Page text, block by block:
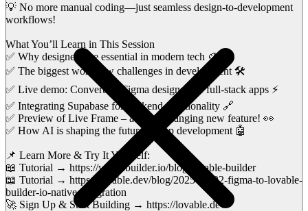
💡 No more manual coding—just seamless design-to-development
workflows!
What You’ll Learn in This Session
✅ Why designers are essential in modern tech 🎨
✅ The biggest workflow challenges in development 🛠️
✅ Live demo: Converting Figma designs into full-stack apps ⚡
✅ Integrating Supabase for backend functionality 🔗
✅ Preview of Live Frame – a game-changing new feature! 👀
✅ How AI is shaping the future of app development 🤖
📌 Learn More & Try It Yourself:
📖 Tutorial → https://www.builder.io/blog/lovable-builder
📖 Tutorial → https://lovable.dev/blog/2025-01-22-figma-to-lovable-
builder-io-native-integration
🚀 Sign Up & Start Building → https://lovable.dev/